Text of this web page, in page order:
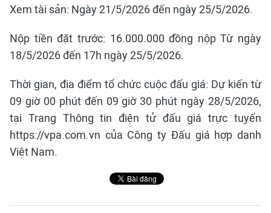
Xem tài sản: Ngày 21/5/2026 đến ngày 25/5/2026.
Nộp tiền đặt trước: 16.000.000 đồng nộp Từ ngày
18/5/2026 đến 17h ngày 25/5/2026.
Thời gian, địa điểm tổ chức cuộc đấu giá: Dự kiến từ
09 giờ 00 phút đến 09 giờ 30 phút ngày 28/5/2026,
tại Trang Thông tin điện tử đấu giá trực tuyến
https://vpa.com.vn của Công ty Đấu giá hợp danh
Việt Nam.